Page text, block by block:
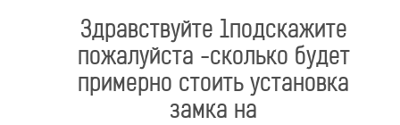
Здравствуйте 1подскажите
пожалуйста -сколько будет
примерно стоить установка
замка на